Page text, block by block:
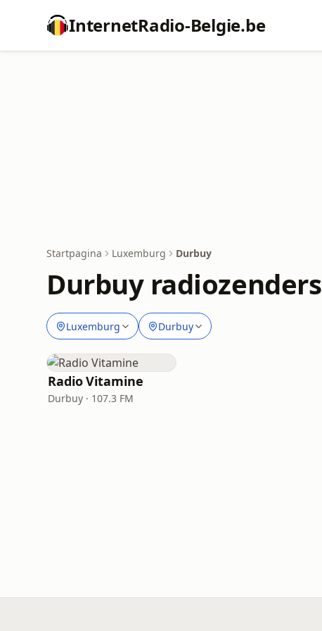
InternetRadio-Belgie.be
Startpagina Luxemburg Durbuy
Durbuy radiozenders
Luxemburg Durbuy
Radio Vitamine
Durbuy · 107.3 FM